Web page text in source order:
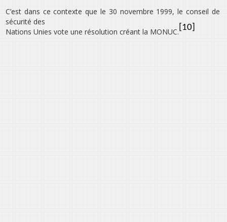
C’est dans ce contexte que le 30 novembre 1999, le conseil de
sécurité des
Nations Unies vote une résolution créant la MONUC. [10]